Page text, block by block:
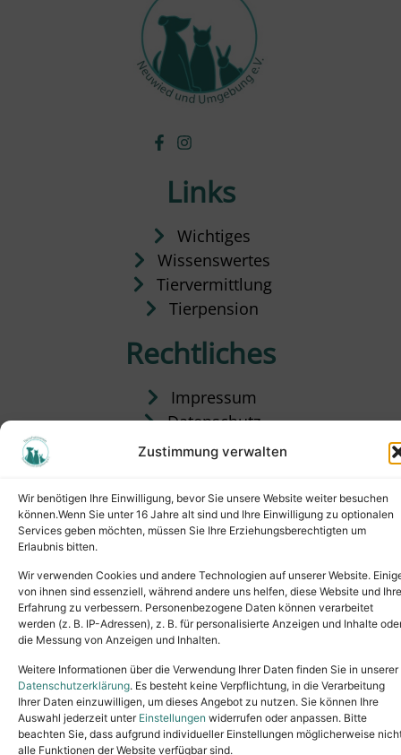
Zustimmung verwalten
Wir benötigen Ihre Einwilligung, bevor Sie unsere Website weiter besuchen
können.Wenn Sie unter 16 Jahre alt sind und Ihre Einwilligung zu optionalen
Services geben möchten, müssen Sie Ihre Erziehungsberechtigten um
Erlaubnis bitten.
Wir verwenden Cookies und andere Technologien auf unserer Website.
von ihnen sind essenziell, während andere uns helfen, diese Website und Ihre
Erfahrung zu verbessern. Personenbezogene Daten können verarbeitet
werden (z. B. IP-Adressen), z. B. für personalisierte Anzeigen und Inhalte
die Messung von Anzeigen und Inhalten.
Weitere Informationen über die Verwendung Ihrer Daten finden Sie in unserer
Datenschutzerklärung. Es besteht keine Verpflichtung, in die Verarbeitung
Ihrer Daten einzuwilligen, um dieses Angebot zu nutzen. Sie können Ihre
Auswahl jederzeit unter Einstellungen widerrufen oder anpassen. Bitte
beachten Sie, dass aufgrund individueller Einstellungen möglicherweise
alle Funktionen der Website verfügbar sind.
Links
Wichtiges
Wissenswertes
Tiervermittlung
Tierpension
Rechtliches
Impressum
Datenschutz
Satzung
Copyright © 2024. All rights reserved.
Tel.: (02631) 55356buero@tierheim-neuwied.de
Ludwigshof 1, 56567 Neuwied